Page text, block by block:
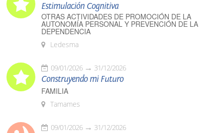
Estimulación Cognitiva
OTRAS ACTIVIDADES DE PROMOCIÓN DE LA
AUTONOMÍA PERSONAL Y PREVENCIÓN DE LA
DEPENDENCIA
Ledesma
09/01/2026 31/12/2026
Construyendo mi Futuro
FAMILIA
Tamames
09/01/2026 31/12/2026